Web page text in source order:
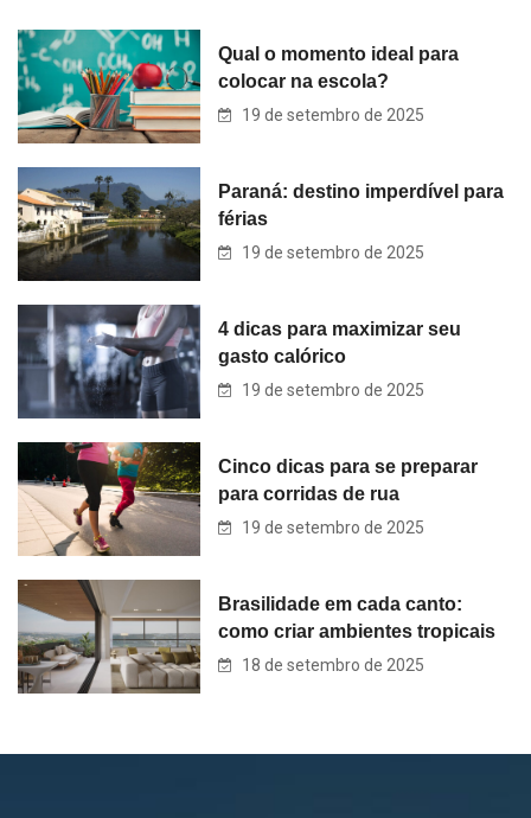
Qual o momento ideal para
colocar na escola?
19 de setembro de 2025
Paraná: destino imperdível para
férias
19 de setembro de 2025
4 dicas para maximizar seu
gasto calórico
19 de setembro de 2025
Cinco dicas para se preparar
para corridas de rua
19 de setembro de 2025
Brasilidade em cada canto:
como criar ambientes tropicais
18 de setembro de 2025